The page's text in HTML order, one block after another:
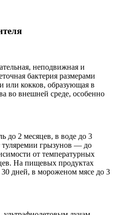
неподвижная и
бактерия размерами
или кокков, образующая в
во внешней среде, особенно
до 2 месяцев, в воде до 3
грызунов — до
от температурных
На пищевых продуктах
дней, в мороженом мясе до 3